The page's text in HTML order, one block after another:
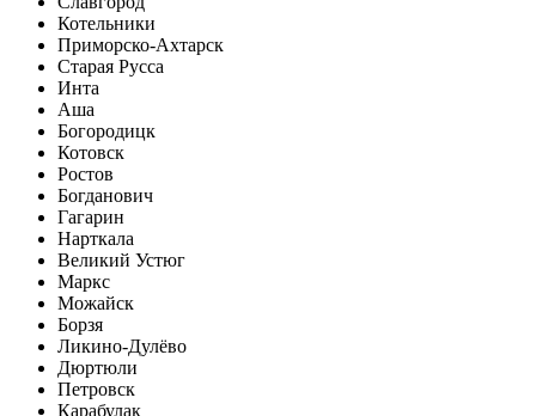
Котельники
Приморско-Ахтарск
Старая Русса
Инта
Аша
Богородицк
Котовск
Ростов
Богданович
Гагарин
Нарткала
Великий Устюг
Маркс
Можайск
Борзя
Ликино-Дулёво
Дюртюли
Петровск
Карабулак